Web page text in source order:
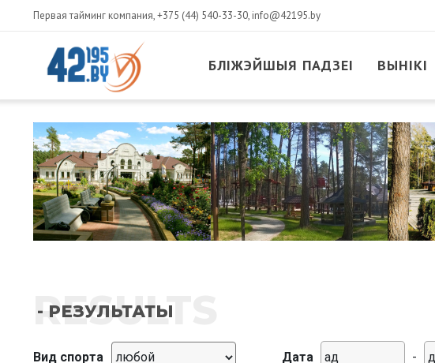
Первая тайминг компания,+375 (44) 540-33-30, info@42195.by
БЛІЖЭЙШЫЯ ПАДЗЕІ ВЫНІКІ
RESULTS
- РЕЗУЛЬТАТЫ
Вид спорта Дата -